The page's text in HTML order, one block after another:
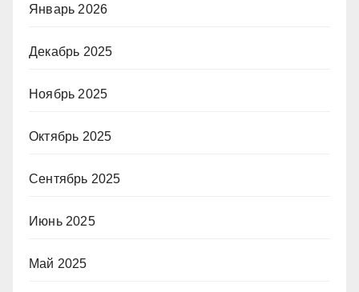
Январь 2026
Декабрь 2025
Ноябрь 2025
Октябрь 2025
Сентябрь 2025
Июнь 2025
Май 2025